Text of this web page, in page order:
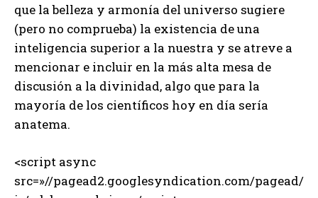
que la belleza y armonía del universo sugiere
(pero no comprueba) la existencia de una
inteligencia superior a la nuestra y se atreve a
mencionar e incluir en la más alta mesa de
discusión a la divinidad, algo que para la
mayoría de los científicos hoy en día sería
anatema.
<script async
src=»//pagead2.googlesyndication.com/pagead/